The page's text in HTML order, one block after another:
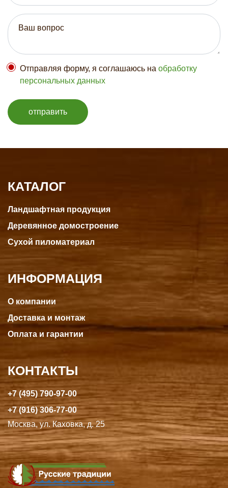
Отправляя форму, я соглашаюсь на обработку
персональных данных
отправить
КАТАЛОГ
Ландшафтная продукция
Деревянное домостроение
Сухой пиломатериал
ИНФОРМАЦИЯ
О компании
Доставка и монтаж
Оплата и гарантии
КОНТАКТЫ
+7 (495) 790-97-00
+7 (916) 306-77-00
Москва, ул. Каховка, д. 25